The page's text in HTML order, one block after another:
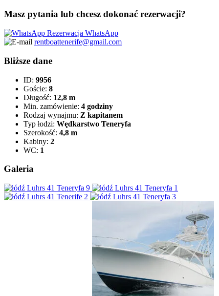
Masz pytania lub chcesz dokonać rezerwacji?
Rezerwacja WhatsApp
rentboattenerife@gmail.com
Bliższe dane
ID: 9956
Goście: 8
Długość: 12,8 m
Min. zamówienie: 4 godziny
Rodzaj wynajmu: Z kapitanem
Typ łodzi: Wędkarstwo Teneryfa
Szerokość: 4,8 m
Kabiny: 2
WC: 1
Galeria